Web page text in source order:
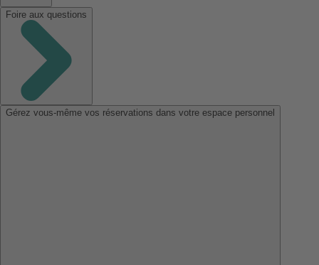
Foire aux questions
Gérez vous-même vos réservations dans votre espace personnel